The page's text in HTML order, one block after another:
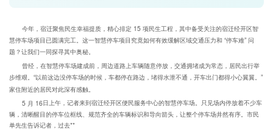
今年，宿迁聚焦民生幸福提质，精心排定 15 项民生工程，其中备受关注的宿迁经开区智
慧停车场项目已圆满完工。这一智慧停车项目究竟如何有效缓解区域交通压力和 “停车难” 问
题？让我们一同探寻其中奥秘。​
曾经，在智慧停车场建成前，周边道路上车辆随意停放，交通拥堵成为常态，居民出行举
步维艰。“以前这边没停车场的时候，车都停在路边，堵得水泄不通，开车出门都得小心翼翼。”
家住附近的居民对此深有感触。​
5​ 月 16​日上午，记者来到宿迁经开区便民服务中心的智慧停车场。只见场内停放着不少车
辆，清晰醒目的停车位框线、规范齐全的车辆标识和导向箭头，让整个停车场井然有序。市民
单先生告诉记者，过去​**